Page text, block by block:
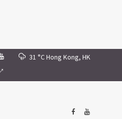
31 °CHong Kong, HK